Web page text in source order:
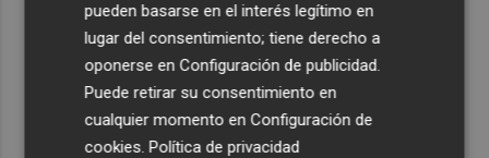
pueden basarse en el interés legítimo en
lugar del consentimiento; tiene derecho a
oponerse enConfiguración de publicidad.
Puede retirar su consentimiento en
cualquier momento enConfiguración de
cookies.Política de privacidad